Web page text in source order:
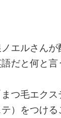
エルさん
だと何と
まつ毛エク
）をつけ